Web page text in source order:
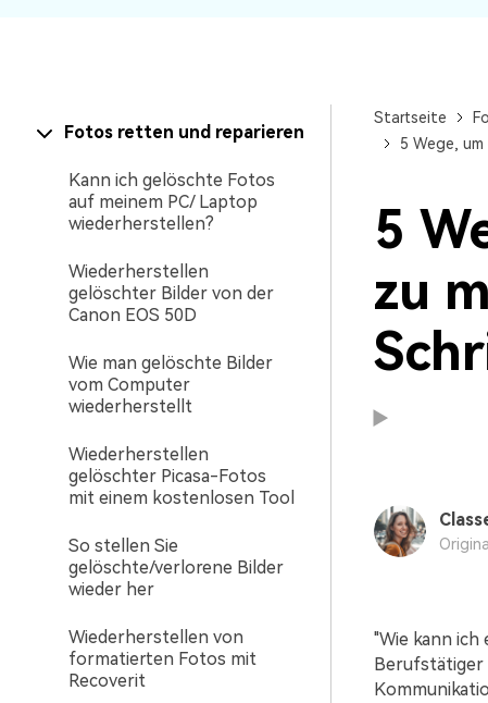
Fotos retten und reparieren
Kann ich gelöschte Fotos
auf meinem PC/ Laptop
wiederherstellen?
Wiederherstellen
gelöschter Bilder von der
Canon EOS 50D
Wie man gelöschte Bilder
vom Computer
wiederherstellt
Wiederherstellen
gelöschter Picasa-Fotos
mit einem kostenlosen Tool
So stellen Sie
gelöschte/verlorene Bilder
wieder her
Wiederherstellen von
formatierten Fotos mit
Recoverit
Startseite
5 Wege,
5
zu
"Wie kann ich
Berufstätiger